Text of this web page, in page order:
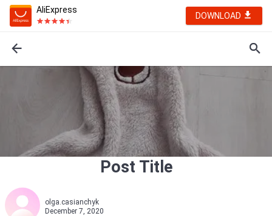
AliExpress
DOWNLOAD
Post Title
olga.casianchyk
December 7, 2020